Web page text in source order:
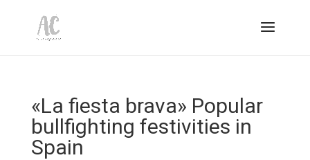
«La fiesta brava» Popular
bullfighting festivities in
Spain